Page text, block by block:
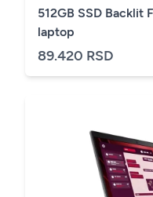
512GB SSD Backlit
laptop
89.420 RSD